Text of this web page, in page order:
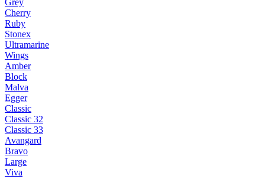
Grey
Cherry
Ruby
Stonex
Ultramarine
Wings
Amber
Block
Malva
Egger
Classic
Classic 32
Classic 33
Avangard
Bravo
Large
Viva